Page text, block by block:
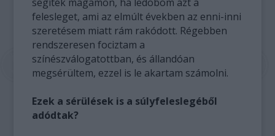
felesleget, ami az elmúlt években az enni-inni
szeretésem miatt rám rakódott. Régebben
rendszeresen fociztam a
színészválogatottban, és állandóan
megsérültem, ezzel is le akartam számolni.
Ezek a sérülések is a súlyfeleslegéből
adódtak?